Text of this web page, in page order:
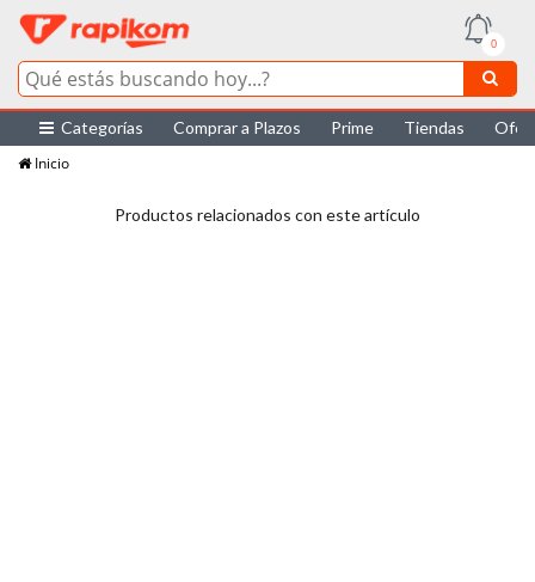
0
Categorías Comprar a Plazos Prime Tiendas
Inicio
Productos relacionados con este artículo